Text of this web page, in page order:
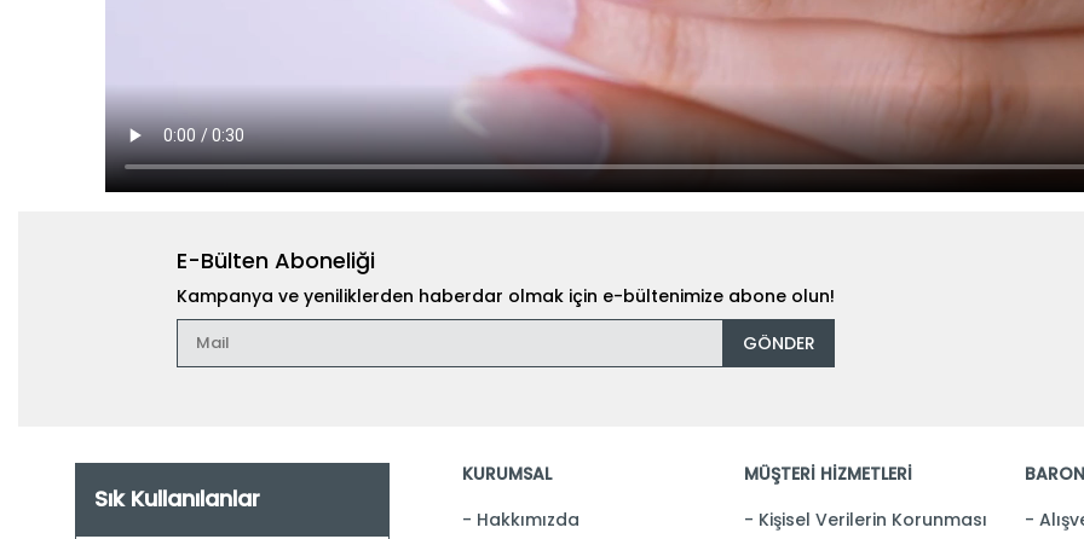
E-Bülten Aboneliği
Kampanya ve yeniliklerden haberdar olmak için e-bültenimize abone olun!
GÖNDER
Sık Kullanılanlar
KURUMSAL
Hakkımızda
MÜŞTERİ HİZMETLERİ
Kişisel Verilerin Korunması